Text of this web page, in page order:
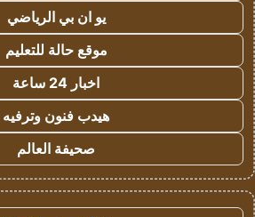
يو ان بي الرياضي
موقع حالة للتعليم
اخبار 24 ساعة
هيدب فنون وترفيه
صحيفة العالم